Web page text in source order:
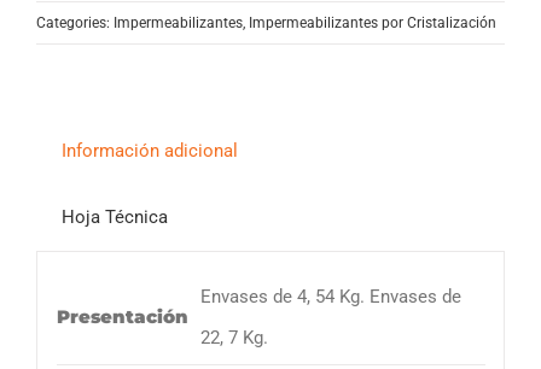
Categories: Impermeabilizantes, Impermeabilizantes por Cristalización
Información adicional
Hoja Técnica
Presentación
Envases de 4, 54 Kg. Envases de
22, 7 Kg.